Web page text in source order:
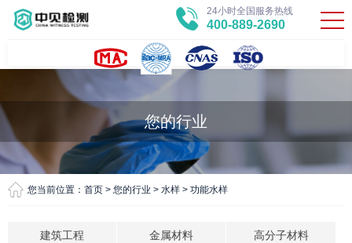
24小时全国服务热线
400-889-2690
您的行业
您当前位置： 首页 > 您的行业 > 水样 > 功能水样
建筑工程 金属材料 高分子材料